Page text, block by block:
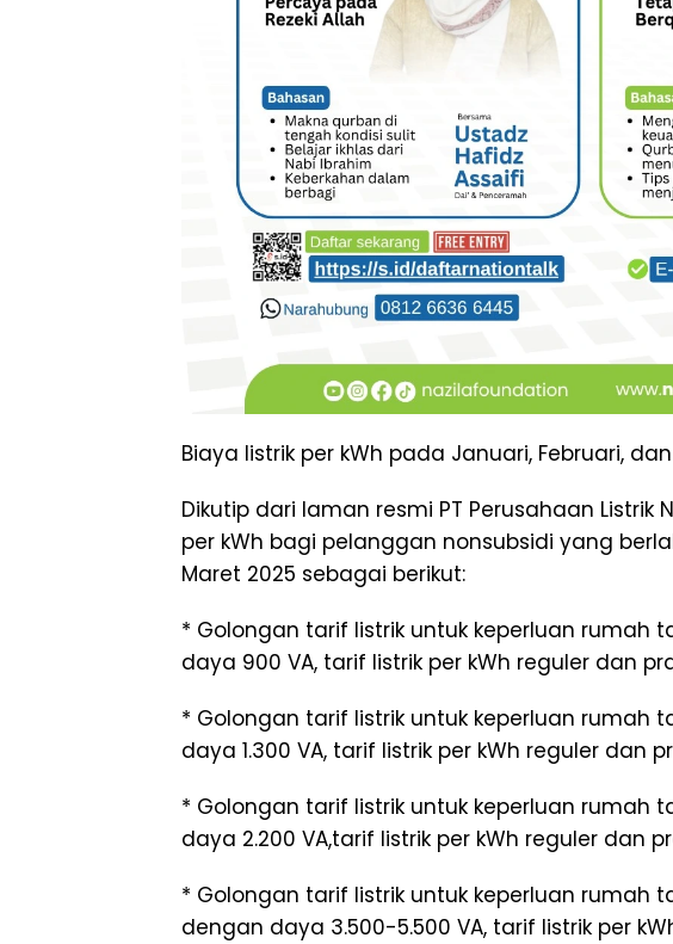
Biaya listrik per kWh pada Januari, Februari,
Dikutip dari laman resmi PT Perusahaan Listrik
per kWh bagi pelanggan nonsubsidi yang
Maret 2025 sebagai berikut:
* Golongan tarif listrik untuk keperluan rumah
daya 900 VA, tarif listrik per kWh reguler dan
* Golongan tarif listrik untuk keperluan rumah
daya 1.300 VA, tarif listrik per kWh reguler dan
* Golongan tarif listrik untuk keperluan rumah
daya 2.200 VA,tarif listrik per kWh reguler dan
* Golongan tarif listrik untuk keperluan rumah
dengan daya 3.500-5.500 VA, tarif listrik per